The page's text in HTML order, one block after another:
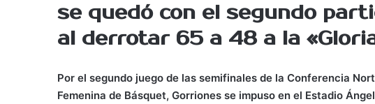
se quedó con el segundo
al derrotar 65 a 48 a la
Por el segundo juego de las semifinales de la Conferencia
Femenina de Básquet, Gorriones se impuso en el Estadio